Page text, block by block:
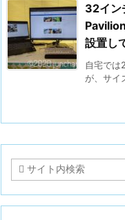
32イン
設置し
自宅では
が、サイ